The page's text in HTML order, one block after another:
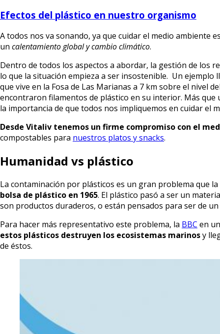
Efectos del plástico en nuestro organismo
A todos nos va sonando, ya que cuidar el medio ambiente
un calentamiento global y cambio climático.
Dentro de todos los aspectos a abordar, la gestión de los
lo que la situación empieza a ser insostenible. Un ejemplo
que vive en la Fosa de Las Marianas a 7 km sobre el nivel
encontraron filamentos de plástico en su interior. Más que
la importancia de que todos nos impliquemos en cuidar el
Desde Vitaliv tenemos un firme compromiso con el
compostables para nuestros platos y snacks.
Humanidad vs plástico
La contaminación por plásticos es un gran problema que
bolsa de plástico en 1965. El plástico pasó a ser un
son productos duraderos, o están pensados para ser de
Para hacer más representativo este problema, la BBC en
estos plásticos destruyen los ecosistemas marinosy
de éstos.